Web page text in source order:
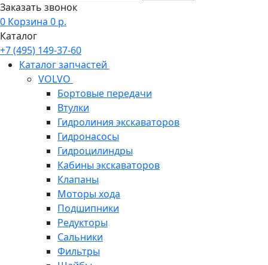
Заказать звонок
0 Корзина 0 р.
Каталог
+7 (495) 149-37-60
Каталог запчастей
VOLVO
Бортовые передачи
Втулки
Гидролиния экскаваторов
Гидронасосы
Гидроцилиндры
Кабины экскаваторов
Клапаны
Моторы хода
Подшипники
Редукторы
Сальники
Фильтры